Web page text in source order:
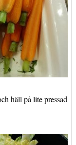
häll på lite pressad